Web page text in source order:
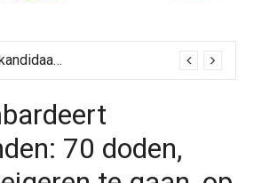
Progressieve kandidaat El-Sayed senaatskandidaat Michigan
70 doden,